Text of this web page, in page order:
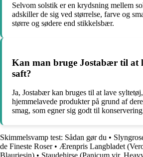
Selvom solstik er en krydsning mellem
adskiller de sig ved størrelse, farve og
større og sødere end stikkelsbær.
Kan man bruge Jostabær til at
saft?
Ja, Jostabær kan bruges til at lave
hjemmelavede produkter på grund af
smag, som egner sig godt til
Skimmelsvamp test: Sådan gør du •
de Fineste Roser• Ærenpris Langbladet